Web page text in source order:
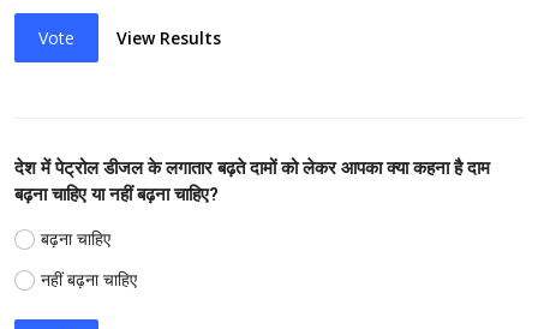
Vote View Results
देश में पेट्रोल डीजल के लगातार बढ़ते दामों को लेकर आपका क्या कहना है दाम
बढ़ना चाहिए या नहीं बढ़ना चाहिए?
बढ़ना चाहिए
नहीं बढ़ना चाहिए